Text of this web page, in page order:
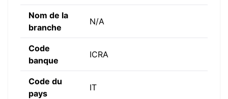
Nom de la
branche
N/A
Code
banque
ICRA
Code du
pays
IT